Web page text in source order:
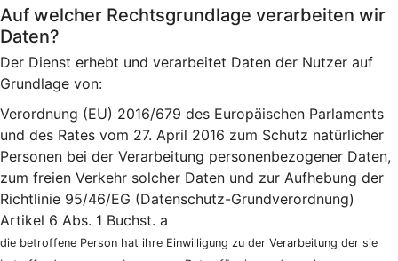
Auf welcher Rechtsgrundlage verarbeiten wir
Daten?
Der Dienst erhebt und verarbeitet Daten der Nutzer auf
Grundlage von:
Verordnung (EU) 2016/679 des Europäischen Parlaments
und des Rates vom 27. April 2016 zum Schutz natürlicher
Personen bei der Verarbeitung personenbezogener Daten,
zum freien Verkehr solcher Daten und zur Aufhebung der
Richtlinie 95/46/EG (Datenschutz-Grundverordnung)
Artikel 6 Abs. 1 Buchst. a
die betroffene Person hat ihre Einwilligung zu der Verarbeitung der sie